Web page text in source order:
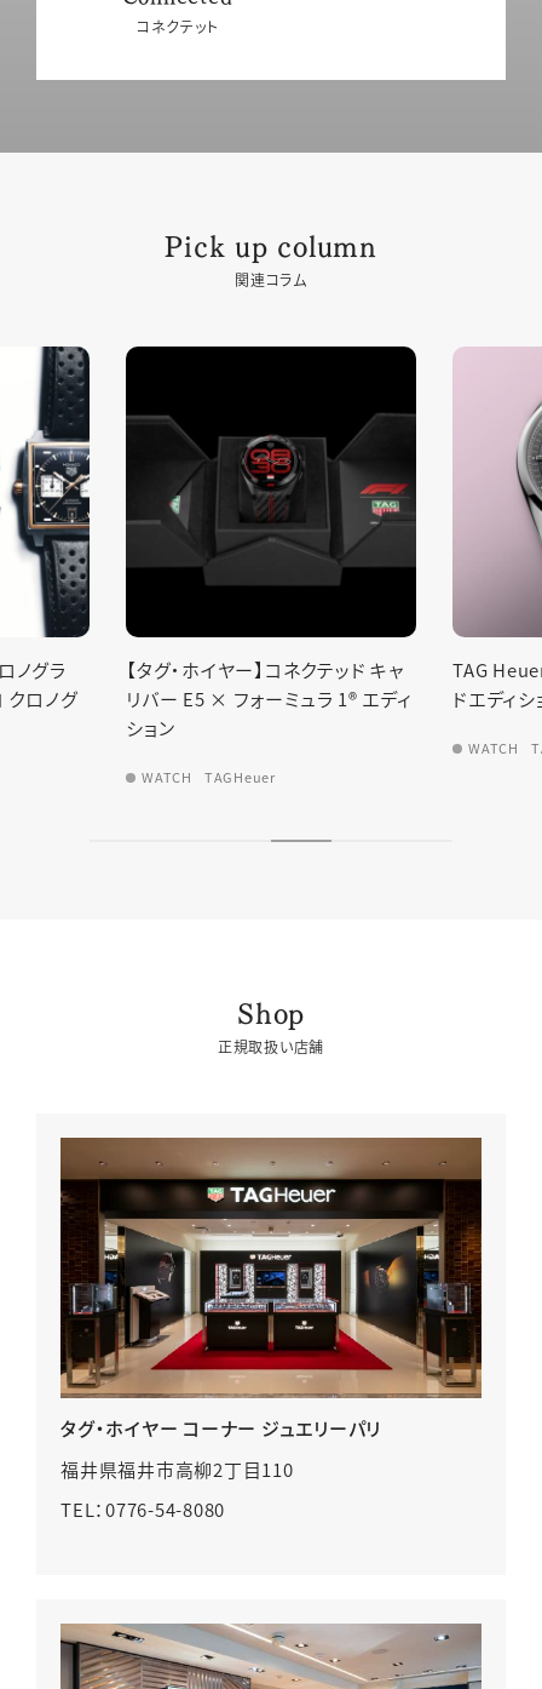
コネクテット
Pick up column
関連コラム
ノグラ
クロノグ
【タグ・ホイヤー】コネクテッド キャ
リバー E5 × フォーミュラ 1® エディ
ション
WATCH TAGHeuer
TAG
ドエディシ
WATCH
Shop
正規取扱い店舗
タグ・ホイヤー コーナー ジュエリーパリ
福井県福井市高柳2丁目110
TEL：0776-54-8080